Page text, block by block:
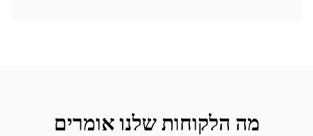
מה הלקוחות שלנו אומרים